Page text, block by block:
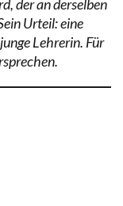
der an derselben
Urteil: eine
Lehrerin. Für